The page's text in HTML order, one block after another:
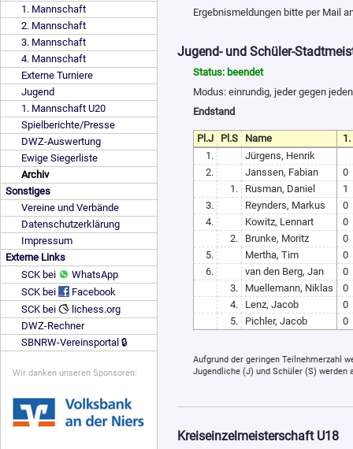
1. Mannschaft
2. Mannschaft
3. Mannschaft
4. Mannschaft
Externe Turniere
Jugend
1. Mannschaft U20
Spielberichte/Presse
DWZ-Auswertung
Ewige Siegerliste
Archiv
Sonstiges
Vereine und Verbände
Datenschutzerklärung
Impressum
Externe Links
SCK bei
WhatsApp
SCK bei
Facebook
SCK bei
lichess.org
DWZ-Rechner
SBNRW-Vereinsportal 🔒
Wir danken unseren Sponsoren:
Ergebnismeldungen bitte per Mail
Jugend- und Schüler-
Status: beendet
Modus: einrundig, jeder gegen
Endstand
Pl.J Pl.S Name
1.
1.
Jürgens, Henrik
2.
Janssen, Fabian
0
1.
Rusman, Daniel
1
3.
Reynders, Markus
0
4.
Kowitz, Lennart
0
2.
Brunke, Moritz
0
5.
Mertha, Tim
0
6.
van den Berg, Jan
0
3.
Muellemann, Niklas
0
4.
Lenz, Jacob
0
5.
Pichler, Jacob 0
Aufgrund der geringen Teilnehmerzahl
Jugendliche (J) und Schüler (S) werden
Kreiseinzelmeisterschaft U18